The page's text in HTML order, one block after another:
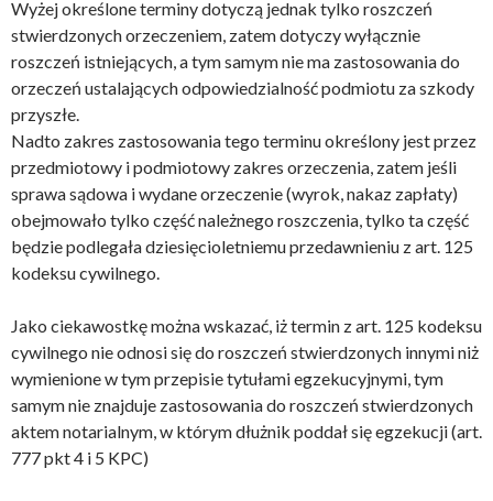
Wyżej określone terminy dotyczą jednak tylko roszczeń
stwierdzonych orzeczeniem, zatem dotyczy wyłącznie
roszczeń istniejących, a tym samym nie ma zastosowania do
orzeczeń ustalających odpowiedzialność podmiotu za szkody
przyszłe.
Nadto zakres zastosowania tego terminu określony jest przez
przedmiotowy i podmiotowy zakres orzeczenia, zatem jeśli
sprawa sądowa i wydane orzeczenie (wyrok, nakaz zapłaty)
obejmowało tylko część należnego roszczenia, tylko ta część
będzie podlegała dziesięcioletniemu przedawnieniu z art. 125
kodeksu cywilnego.
Jako ciekawostkę można wskazać, iż termin z art. 125 kodeksu
cywilnego nie odnosi się do roszczeń stwierdzonych innymi niż
wymienione w tym przepisie tytułami egzekucyjnymi, tym
samym nie znajduje zastosowania do roszczeń stwierdzonych
aktem notarialnym, w którym dłużnik poddał się egzekucji (art.
777 pkt 4 i 5 KPC)